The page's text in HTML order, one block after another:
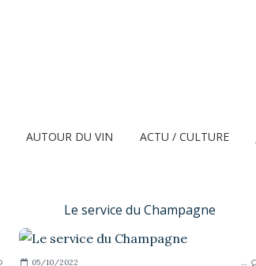
AUTOUR DU VIN ACTU / CULTURE
LA DÉGUSTATION
Le service du Champagne
05/10/2022 …